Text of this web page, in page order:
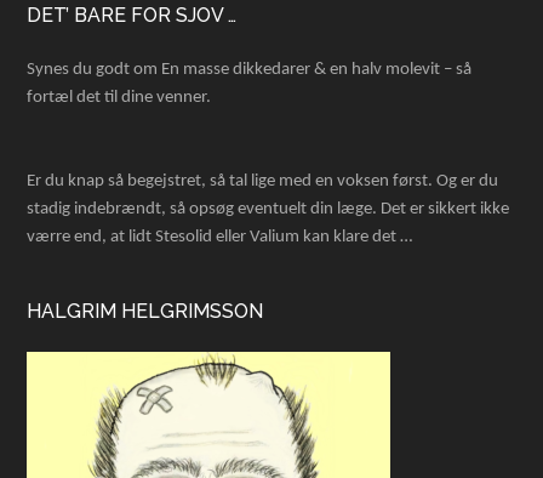
Footer
DET’ BARE FOR SJOV …
Synes du godt om En masse dikkedarer & en halv molevit – så
fortæl det til dine venner.
Er du knap så begejstret, så tal lige med en voksen først. Og er du
stadig indebrændt, så opsøg eventuelt din læge. Det er sikkert ikke
værre end, at lidt Stesolid eller Valium kan klare det …
HALGRIM HELGRIMSSON